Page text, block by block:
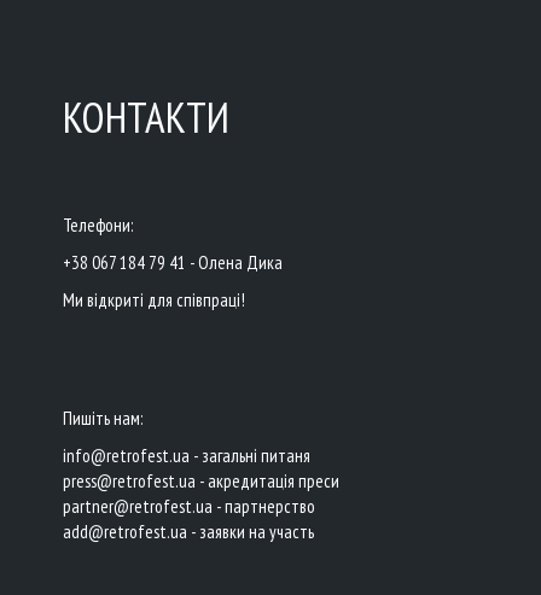
КОНТАКТИ
Телефони:
+38 067 184 79 41 - Олена Дика
Ми відкриті для співпраці!
Пишіть нам:
info@retrofest.ua - загальні питаня
press@retrofest.ua - акредитація преси
partner@retrofest.ua - партнерство
add@retrofest.ua - заявки на участь